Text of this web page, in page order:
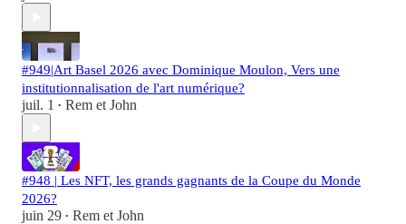
#949|Art Basel 2026 avec Dominique Moulon, Vers une
institutionnalisation de l'art numérique?
juil. 1 • Rem et John
#948 | Les NFT, les grands gagnants de la Coupe du Monde
2026?
juin 29 • Rem et John